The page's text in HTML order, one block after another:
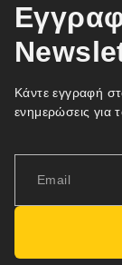
Κάντε εγγραφή
ενημερώσεις για